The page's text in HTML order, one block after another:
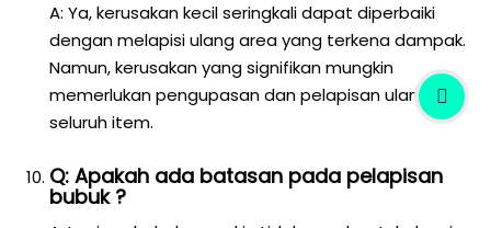
A: Ya, kerusakan kecil seringkali dapat diperbaiki
dengan melapisi ulang area yang terkena dampak.
Namun, kerusakan yang signifikan mungkin
memerlukan pengupasan dan pelapisan ulang
seluruh item.
Q: Apakah ada batasan pada pelapisan
bubuk ?